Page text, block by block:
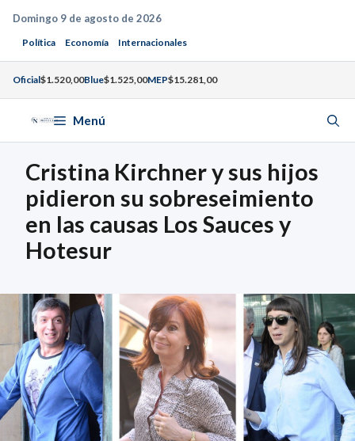
Saltar
contenido
Domingo 9 de agosto de 2026
Política Economía Internacionales
Oficial$1.520,00Blue$1.525,00MEP$15.281,00
Menú
Cristina Kirchner y sus hijos
pidieron su sobreseimiento
en las causas Los Sauces y
Hotesur